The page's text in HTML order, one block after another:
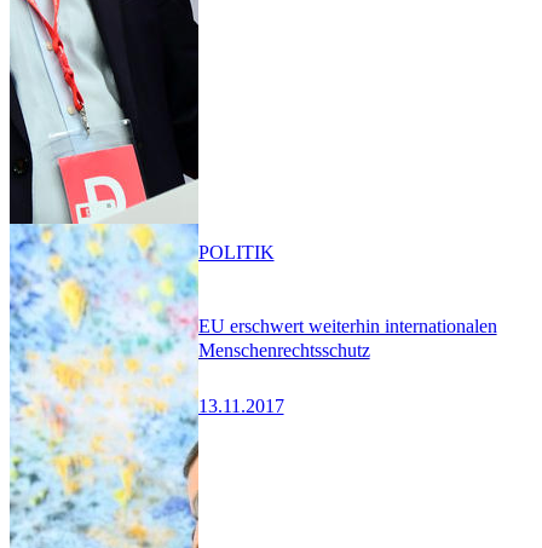
EU erschwert weiterhin internationalen
Menschenrechtsschutz
13.11.2017
POLITIK